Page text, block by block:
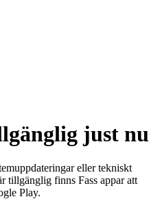
just nu
eller tekniskt
tillgänglig finns Fass appar att
Play.